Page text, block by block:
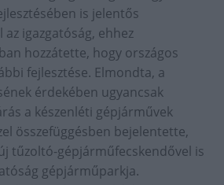
is jelentős
igazgatóság, ehhez
hozzátette, hogy országos
fejlesztése. Elmondta, a
érdekében ugyancsak
a készenléti gépjárművek
összefüggésben bejelentette,
tűzoltó-gépjárműfecskendővel is
gépjárműparkja.